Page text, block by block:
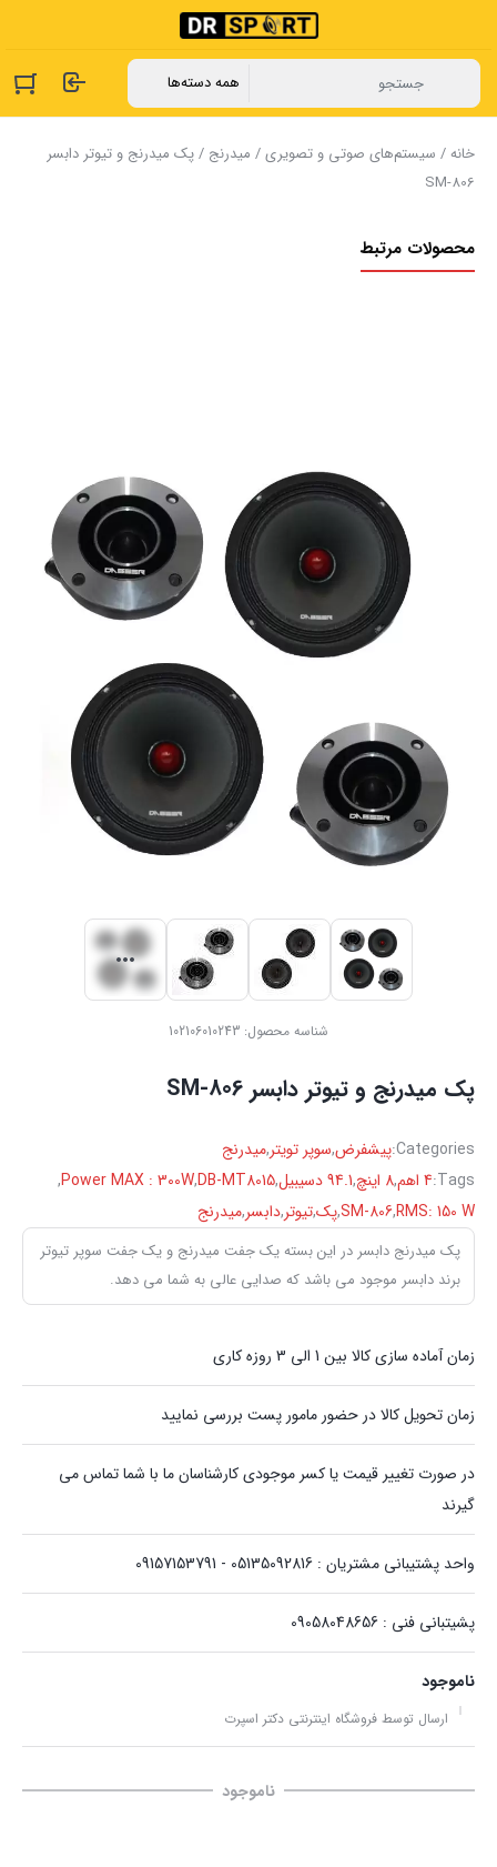
خانه/ سیستم‌های صوتی و تصویری/ میدرنج / پک میدرنج و تیوتر دابسر
SM-806
محصولات مرتبط
شناسه محصول: 102106010243
پک میدرنج و تیوتر دابسر SM-806
Categories:پیشفرض,سوپر تویتر,میدرنج
Tags: 4 اهم ,8 اینچ ,94.1 دسیبیل ,
DB-MT8015
,
Power MAX : 300W
,
RMS: 150 W
,
SM-806
,پک,تیوتر,دابسر,میدرنج
پک میدرنج دابسر در این بسته یک جفت میدرنج و یک جفت سوپر تیوتر
برند دابسر موجود می باشد که صدایی عالی به شما می دهد.
زمان آماده سازی کالا بین 1 الی 3 روزه کاری
زمان تحویل کالا در حضور مامور پست بررسی نمایید
در صورت تغییر قیمت یا کسر موجودی کارشناسان ما با شما تماس می
گیرند
واحد پشتیبانی مشتریان : 05135092816 - 09157153791
پشیتبانی فنی : 09058048656
ناموجود
ارسال توسط فروشگاه اینترنتی دکتر اسپرت
ناموجود